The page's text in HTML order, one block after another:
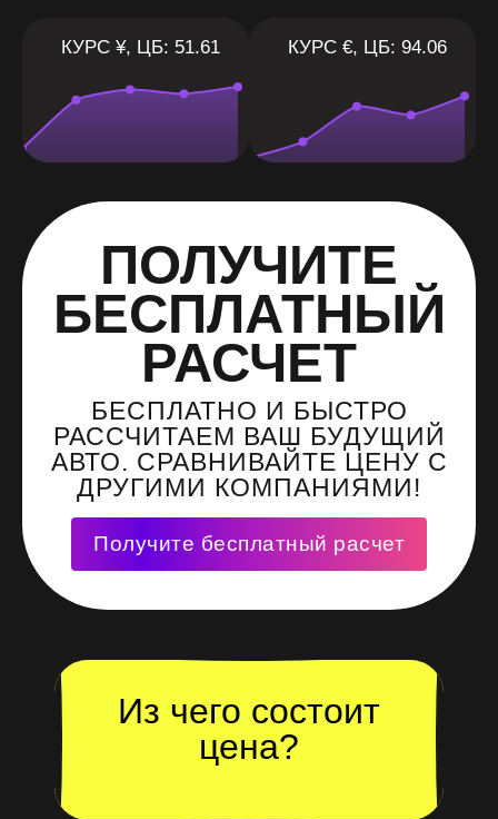
КУРС ¥, ЦБ: 51.61 КУРС €, ЦБ: 94.06
ПОЛУЧИТЕ
БЕСПЛАТНЫЙ
РАСЧЕТ
БЕСПЛАТНО И БЫСТРО
РАССЧИТАЕМ ВАШ БУДУЩИЙ
АВТО. СРАВНИВАЙТЕ ЦЕНУ С
ДРУГИМИ КОМПАНИЯМИ!
Получите бесплатный расчет
Из чего состоит
цена?